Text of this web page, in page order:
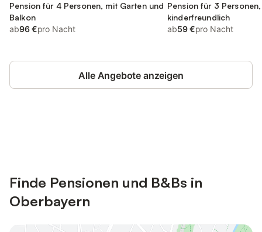
Bayerische Alpen
Pension für 4 Personen, mit Garten und
Balkon
ab96 €pro Nacht
Königssee
Pension für 3 Personen,
kinderfreundlich
ab59 €pro Nacht
Alle Angebote anzeigen
Finde Pensionen und B&Bs in
Oberbayern